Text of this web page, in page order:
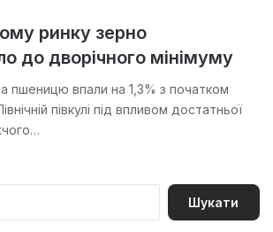
ринку зерно
до дворічного мінімуму
пшеницю впали на 1,3% з початком
півкулі під впливом достатньої
П